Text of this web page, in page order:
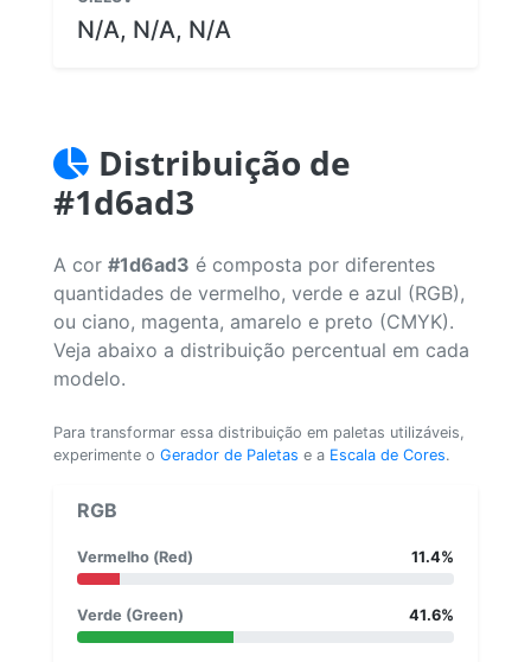
N/A, N/A, N/A
Distribuição de
#1d6ad3
A cor #1d6ad3 é composta por diferentes
quantidades de vermelho, verde e azul (RGB),
ou ciano, magenta, amarelo e preto (CMYK).
Veja abaixo a distribuição percentual em cada
modelo.
Para transformar essa distribuição em paletas utilizáveis,
experimente o Gerador de Paletas e a Escala de Cores.
RGB
Vermelho (Red) 11.4%
Verde (Green) 41.6%